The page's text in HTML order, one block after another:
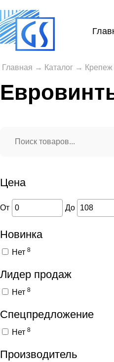
Главная → Каталог → Крепеж
Цена
От До
Новинка
Нет 8
Лидер продаж
Нет 8
Спецпредложение
Нет 8
Производитель